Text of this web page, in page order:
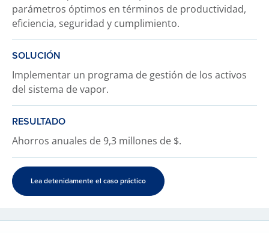
parámetros óptimos en términos de productividad,
eficiencia, seguridad y cumplimiento.
SOLUCIÓN
Implementar un programa de gestión de los activos
del sistema de vapor.
RESULTADO
Ahorros anuales de 9,3 millones de $.
Lea detenidamente el caso práctico